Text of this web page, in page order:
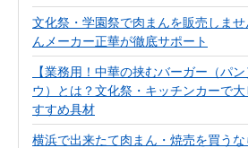
文化祭・学園祭で肉まんを販売しま
んメーカー正華が徹底サポート
【業務用！中華の挟むバーガー（パ
ウ）とは？文化祭・キッチンカーで
すすめ具材
横浜で出来たて肉まん・焼売を買う